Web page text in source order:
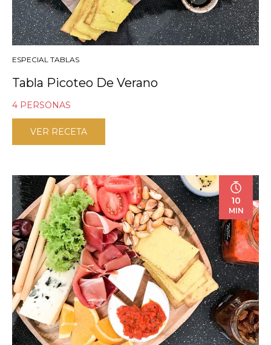
ESPECIAL TABLAS
Tabla Picoteo De Verano
4 PERSONAS
VER RECETA
10
MIN